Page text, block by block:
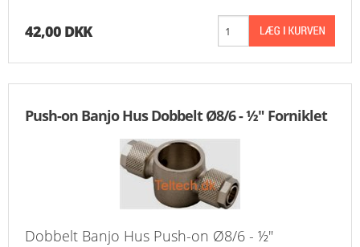
42,00 DKK
Push-on Banjo Hus Dobbelt Ø8/6 - ½" Forniklet
Dobbelt Banjo Hus Push-on Ø8/6 - ½"